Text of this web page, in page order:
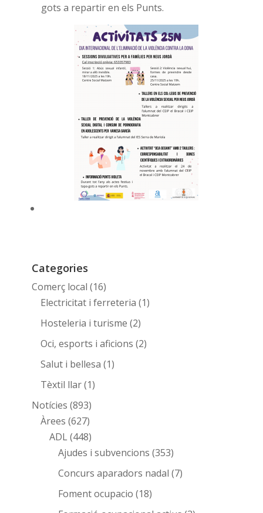
gots a repartir en els Punts.
Categories
Comerç local (16)
Electricitat i ferreteria (1)
Hosteleria i turisme (2)
Oci, esports i aficions (2)
Salut i bellesa (1)
Tèxtil llar(1)
Notícies (893)
Àrees (627)
ADL(448)
Ajudes i subvencions (353)
Concurs aparadors nadal (7)
Foment ocupacio (18)